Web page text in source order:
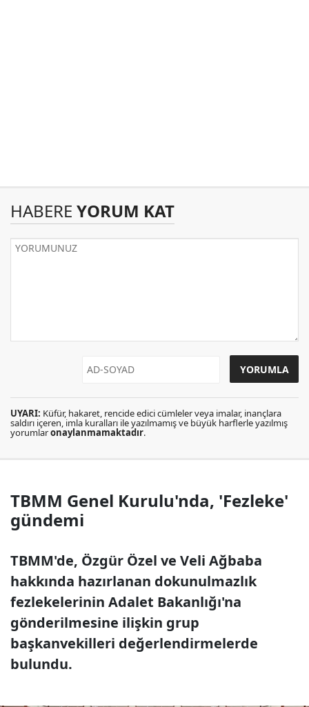
HABERE YORUM KAT
UYARI: Küfür, hakaret, rencide edici cümleler veya imalar, inançlara
saldırı içeren, imla kuralları ile yazılmamış ve büyük harflerle yazılmış
yorumlaronaylanmamaktadır.
TBMM Genel Kurulu'nda, 'Fezleke'
gündemi
TBMM'de, Özgür Özel ve Veli Ağbaba
hakkında hazırlanan dokunulmazlık
fezlekelerinin Adalet Bakanlığı'na
gönderilmesine ilişkin grup
başkanvekilleri değerlendirmelerde
bulundu.